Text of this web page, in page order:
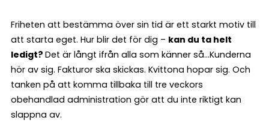
Friheten att bestämma över sin tid är ett starkt motiv till
att starta eget. Hur blir det för dig – kan du ta helt
ledigt? Det är långt ifrån alla som känner så…Kunderna
hör av sig. Fakturor ska skickas. Kvittona hopar sig. Och
tanken på att komma tillbaka till tre veckors
obehandlad administration gör att du inte riktigt kan
slappna av.